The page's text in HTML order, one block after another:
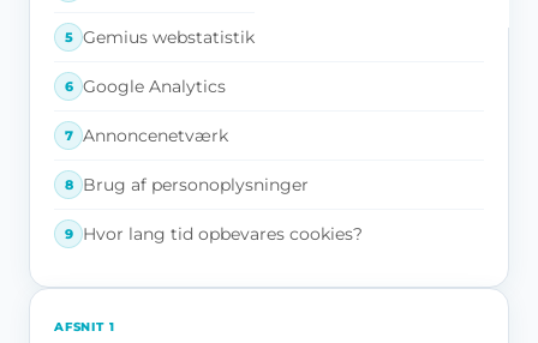
Gemius webstatistik
Google Analytics
Annoncenetværk
Brug af personoplysninger
Hvor lang tid opbevares cookies?
AFSNIT 1